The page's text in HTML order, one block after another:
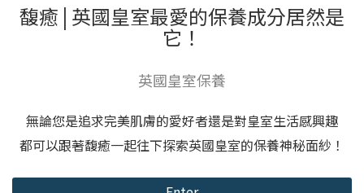
馥癒 | 英國皇室最愛的保養成分居然是
它！
英國皇室保養
無論您是追求完美肌膚的愛好者還是對皇室生活感興趣
都可以跟著馥癒一起往下探索英國皇室的保養神秘面紗！